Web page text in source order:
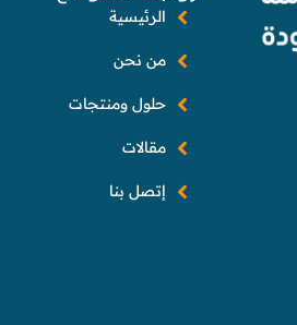
الرئيسية
من نحن
حلول ومنتجات
مقالات
إتصل بنا